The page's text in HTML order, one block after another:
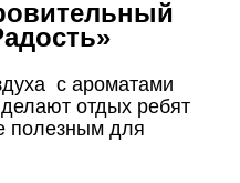
с ароматами
отдых ребят
полезным для